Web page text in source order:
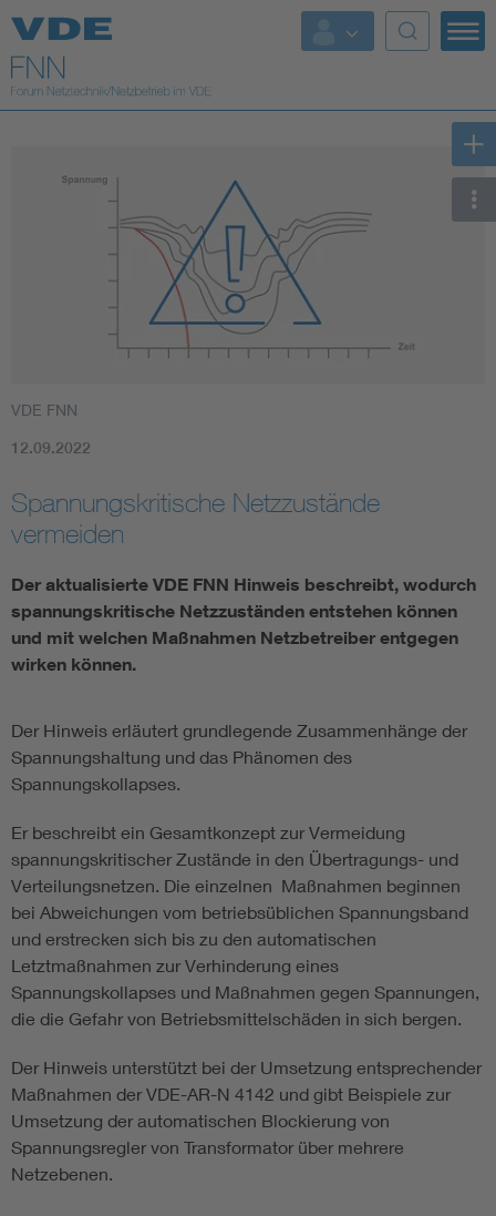
Top Themen
Fokusthemen
Energy
AI & Digital Trust
Mobility
Vom Netz zum System
Digitalisierung und Metering
Innovative Netztechnologien
Umwelt- und Naturschutz
Regelsetzung
VDE FNN
12.09.2022
Spannungskritische Netzzustände
vermeiden
Der aktualisierte VDE FNN Hinweis beschreibt, wodurch
spannungskritische Netzzuständen entstehen können
und mit welchen Maßnahmen Netzbetreiber entgegen
wirken können.
Der Hinweis erläutert grundlegende Zusammenhänge der
Spannungshaltung und das Phänomen des
Spannungskollapses.
Er beschreibt ein Gesamtkonzept zur Vermeidung
spannungskritischer Zustände in den Übertragungs- und
Verteilungsnetzen. Die einzelnen Maßnahmen beginnen
bei Abweichungen vom betriebsüblichen Spannungsband
und erstrecken sich bis zu den automatischen
Letztmaßnahmen zur Verhinderung eines
Spannungskollapses und Maßnahmen gegen Spannungen,
die die Gefahr von Betriebsmittelschäden in sich bergen.
Der Hinweis unterstützt bei der Umsetzung entsprechender
Maßnahmen der VDE-AR-N 4142 und gibt Beispiele zur
Umsetzung der automatischen Blockierung von
Spannungsregler von Transformator über mehrere
Netzebenen.